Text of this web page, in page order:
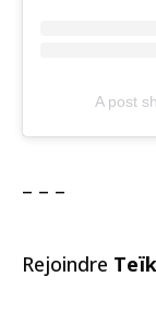
A post
– – –
Rejoindre